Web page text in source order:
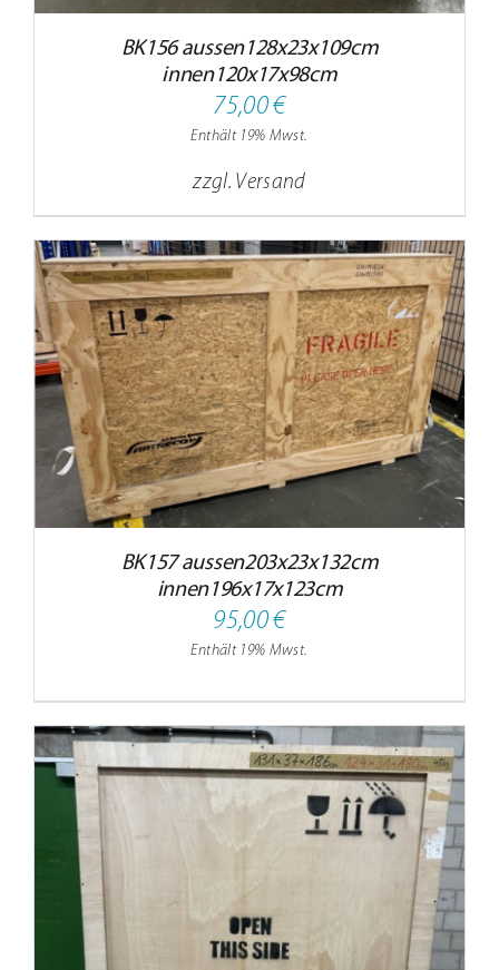
BK156 aussen128x23x109cm
innen120x17x98cm
75,00€
Enthält 19% Mwst.
zzgl. Versand
BK157 aussen203x23x132cm
innen196x17x123cm
95,00€
Enthält 19% Mwst.